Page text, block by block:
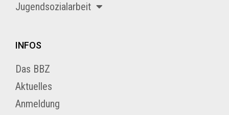
Jugendsozialarbeit
INFOS
Das BBZ
Aktuelles
Anmeldung